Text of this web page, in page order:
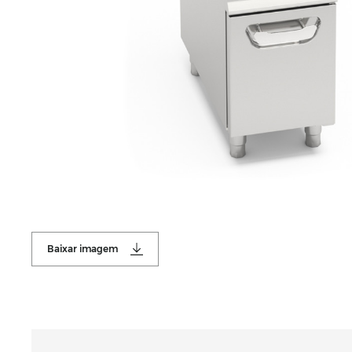
Baixar imagem